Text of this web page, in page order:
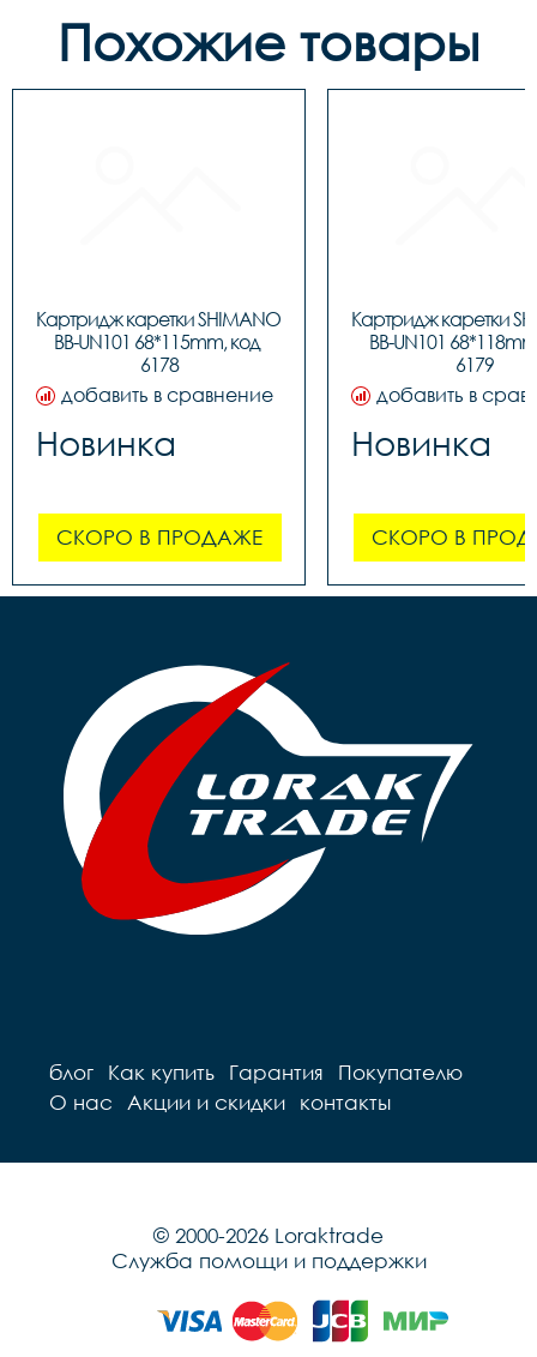
Похожие товары
Картридж каретки SHIMANO
BB-UN101 68*115mm, код
6178
добавить в сравнение
Новинка
СКОРО В ПРОДАЖЕ
Картридж каретки
BB-UN101
6179
добавить в
Новинка
СКОРО В
блог Как купить Гарантия
Покупателю
О нас
Акции и скидки контакты
© 2000-2026 Loraktrade
Служба помощи и поддержки